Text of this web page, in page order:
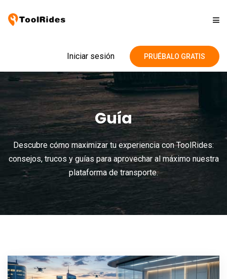
Contacto
Blog
Iniciar sesión PRUÉBALO GRATIS
Guía
Descubre cómo maximizar tu experiencia con ToolRides:
consejos, trucos y guías para aprovechar al máximo nuestra
plataforma de transporte.